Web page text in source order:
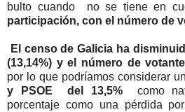
bulto cuando no se tiene en
participación, con el número de
El censo de Galicia ha
(13,14%) y el número de
por lo que podríamos considerar
y PSOE del 13,5% como
porcentaje como una pérdida